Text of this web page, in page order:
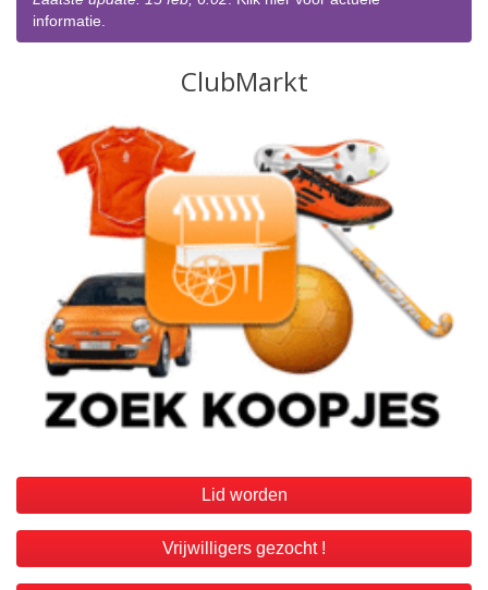
informatie.
Lid worden
Vrijwilligers gezocht !